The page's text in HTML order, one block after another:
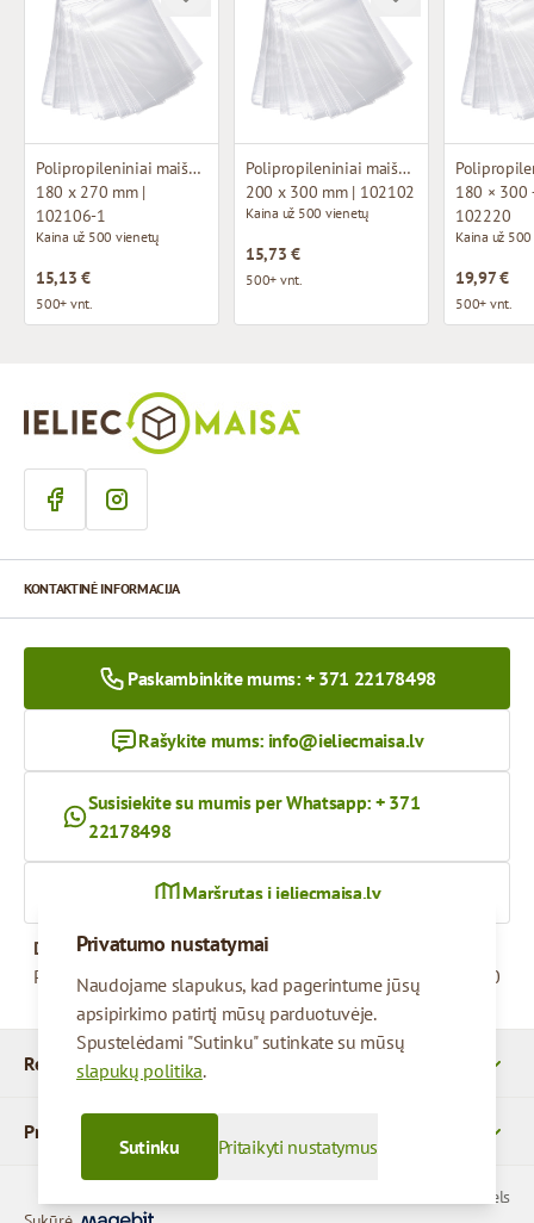
Polipropileniniai maišeliai be dugno pagrindo
180 x 270 mm |
102106-1
Kaina už 500 vienetų
15,13 €
500+ vnt.
Polipropileniniai maišeliai be dugno pagrindo
200 x 300 mm | 102102
Kaina už 500 vienetų
15,73 €
500+ vnt.
180 × 300
102220
Kaina už
19,97 €
500+ vnt.
Privatumo nustatymai
Naudojame slapukus, kad pagerintume jūsų
apsipirkimo patirtį mūsų parduotuvėje.
Spustelėdami "Sutinku" sutinkate su mūsų
slapukų politika.
Pritaikyti nustatymus
Sutinku
Rekvizitai
Produktai
KONTAKTINĖ INFORMACIJA
Paskambinkite mums: + 371 22178498
Rašykite mums: info@ieliecmaisa.lv
Susisiekite su mumis per Whatsapp: + 371
22178498
Maršrutas į ieliecmaisa.lv
Darbo valandos
Pirmadienis – penktadienis
09:00 - 17:00
© 2026 SIA Parcels